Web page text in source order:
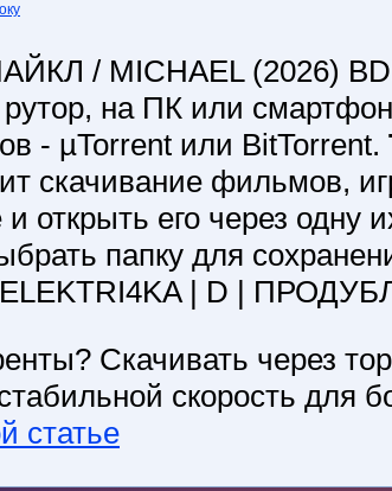
/ MICHAEL (2026)
на ПК или
- µTorrent или BitTorrent.
скачивание фильмов,
открыть его через одну
папку для
| D |
Скачивать через
скорость для
статье